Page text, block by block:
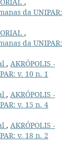
da UNIPAR:
,
da UNIPAR:
, AKRÓPOLIS -
v. 10 n. 1
, AKRÓPOLIS -
v. 15 n. 4
, AKRÓPOLIS -
v. 18 n. 2